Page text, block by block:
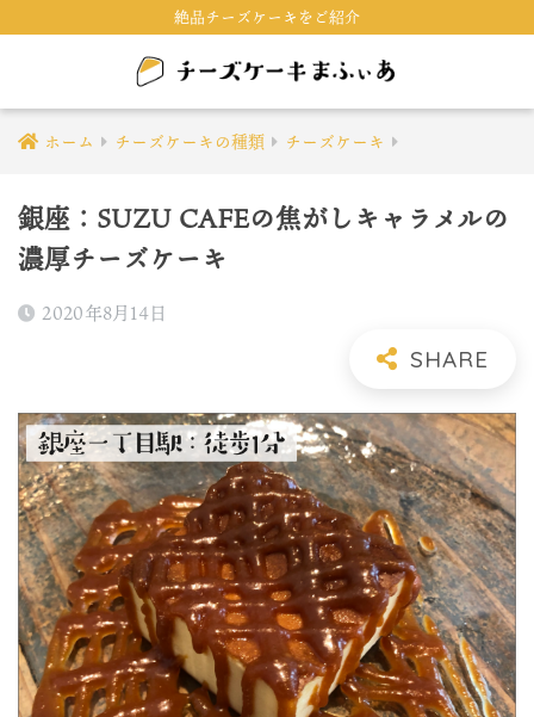
絶品チーズケーキをご紹介
ホーム チーズケーキの種類 チーズケーキ
銀座：SUZU CAFEの焦がしキャラメルの
濃厚チーズケーキ
2020年8月14日